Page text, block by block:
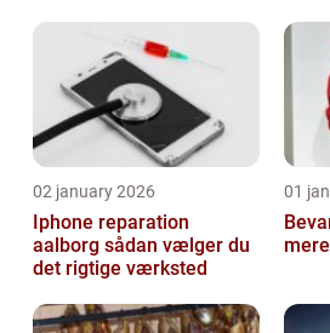
02 january 2026
Iphone reparation
aalborg sådan vælger du
det rigtige værksted
01